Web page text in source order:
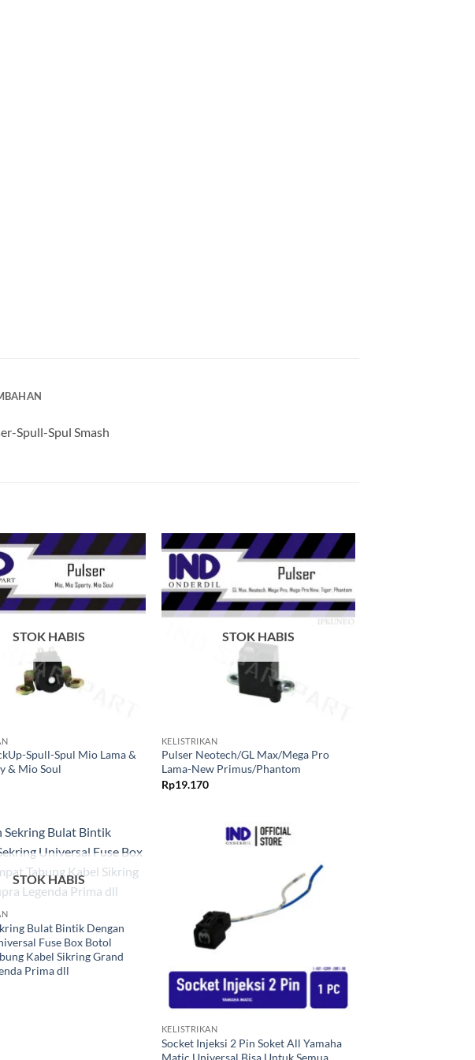
Spull-Spul Smash
Tambahkan
ke Wishlist
STOK HABIS
Spull-Spul Mio Lama &
& Mio Soul
Tambahkan
ke Wishlist
STOK HABIS
KELISTRIKAN
Pulser Neotech/GL Max/Mega Pro
Lama-New Primus/Phantom
Rp19.170
ke Wishlist
STOK HABIS
Bulat Bintik Dengan
Fuse Box Botol
Kabel Sikring Grand
Prima dll
Tambahkan
ke Wishlist
KELISTRIKAN
Socket Injeksi 2 Pin Soket All Yamaha